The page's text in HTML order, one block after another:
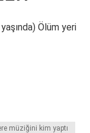
Ölüm yeri
müziğini kim yaptı